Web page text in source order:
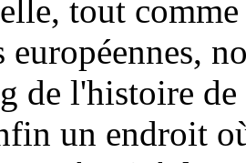
tout comme
européennes,
de l'histoire
un endroit